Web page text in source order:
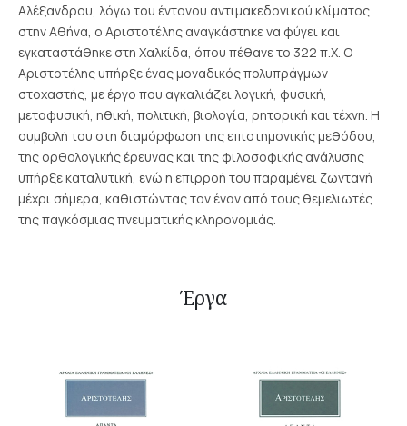
Αλέξανδρου, λόγω του έντονου αντιμακεδονικού κλίματος
στην Αθήνα, ο Αριστοτέλης αναγκάστηκε να φύγει και
εγκαταστάθηκε στη Χαλκίδα, όπου πέθανε το 322 π.Χ. Ο
Αριστοτέλης υπήρξε ένας μοναδικός πολυπράγμων
στοχαστής, με έργο που αγκαλιάζει λογική, φυσική,
μεταφυσική, ηθική, πολιτική, βιολογία, ρητορική και τέχνη. Η
συμβολή του στη διαμόρφωση της επιστημονικής μεθόδου,
της ορθολογικής έρευνας και της φιλοσοφικής ανάλυσης
υπήρξε καταλυτική, ενώ η επιρροή του παραμένει ζωντανή
μέχρι σήμερα, καθιστώντας τον έναν από τους θεμελιωτές
της παγκόσμιας πνευματικής κληρονομιάς.
Έργα